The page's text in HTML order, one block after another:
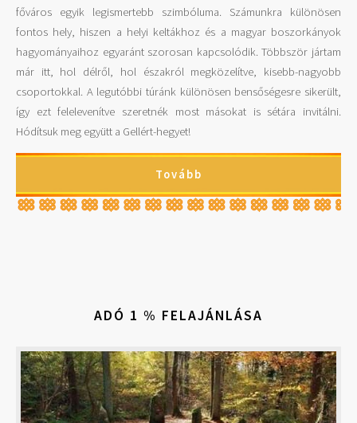
főváros egyik legismertebb szimbóluma. Számunkra különösen
fontos hely, hiszen a helyi keltákhoz és a magyar boszorkányok
hagyományaihoz egyaránt szorosan kapcsolódik. Többször jártam
már itt, hol délről, hol északról megközelítve, kisebb-nagyobb
csoportokkal. A legutóbbi túránk különösen bensőségesre sikerült,
így ezt felelevenítve szeretnék most másokat is sétára invitálni.
Hódítsuk meg együtt a Gellért-hegyet!
Tovább
ADÓ 1 % FELAJÁNLÁSA